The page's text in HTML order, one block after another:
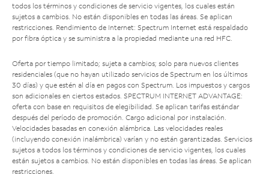
todos los términos y condiciones de servicio vigentes, los cuales están
sujetos a cambios. No están disponibles en todas las áreas. Se aplican
restricciones. Rendimiento de Internet: Spectrum Internet está respaldado
por fibra óptica y se suministra a la propiedad mediante una red HFC.
Oferta por tiempo limitado; sujeta a cambios; solo para nuevos clientes
residenciales (que no hayan utilizado servicios de Spectrum en los últimos
30 días) y que estén al día en pagos con Spectrum. Los impuestos y cargos
son adicionales en ciertos estados. SPECTRUM INTERNET ADVANTAGE:
oferta con base en requisitos de elegibilidad. Se aplican tarifas estándar
después del período de promoción. Cargo adicional por instalación.
Velocidades basadas en conexión alámbrica. Las velocidades reales
(incluyendo conexión inalámbrica) varían y no están garantizadas. Servicios
sujetos a todos los términos y condiciones de servicio vigentes, los cuales
están sujetos a cambios. No están disponibles en todas las áreas. Se aplican
restricciones.